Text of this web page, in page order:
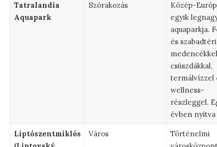
Tatralandia
Aquapark
Szórakozás
Közép-
egyik
aquaparkja.
és szabadtéri
csúszdákkal,
termálvízzel
wellness-
részleggel.
évben
Liptószentmiklós
Város
Történelmi